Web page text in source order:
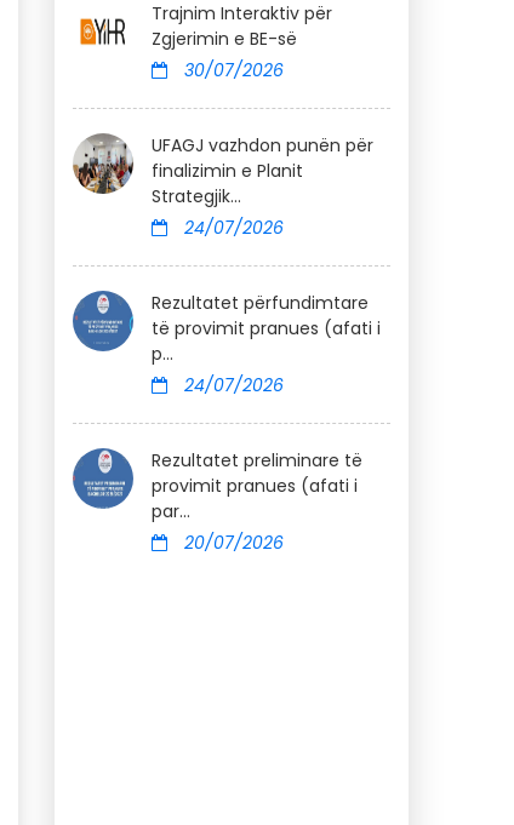
Trajnim Interaktiv për
Zgjerimin e BE-së
30/07/2026
UFAGJ vazhdon punën për
finalizimin e Planit
Strategjik...
24/07/2026
Rezultatet përfundimtare
të provimit pranues (afati i
p...
24/07/2026
Rezultatet preliminare të
provimit pranues (afati i
par...
20/07/2026